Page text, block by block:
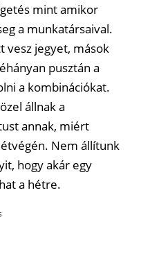
mint amikor
a munkatársaival.
vesz jegyet, mások
pusztán a
a kombinációkat.
állnak a
annak, miért
Nem állítunk
hogy akár egy
a hétre.